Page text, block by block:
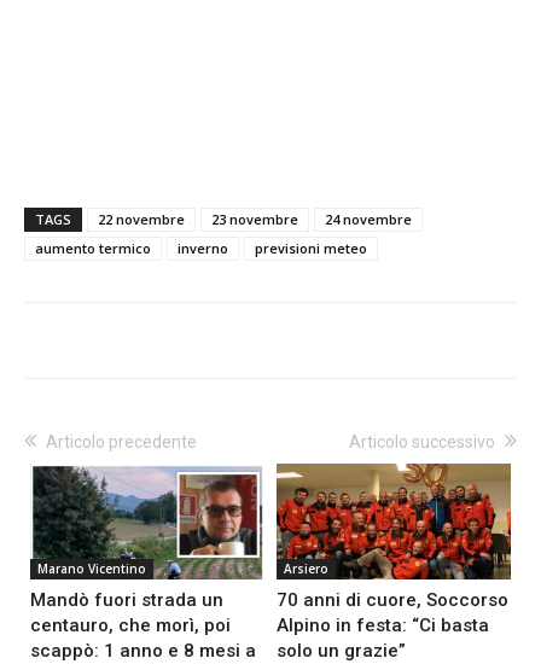
TAGS 22 novembre 23 novembre
24 novembre
aumento termico
inverno previsioni meteo
Articolo precedente
Marano Vicentino
Mandò fuori strada un
centauro, che morì, poi
scappò: 1 anno e 8 mesi a
Articolo successivo
Arsiero
70 anni di cuore, Soccorso
Alpino in festa: “Ci basta
solo un grazie”